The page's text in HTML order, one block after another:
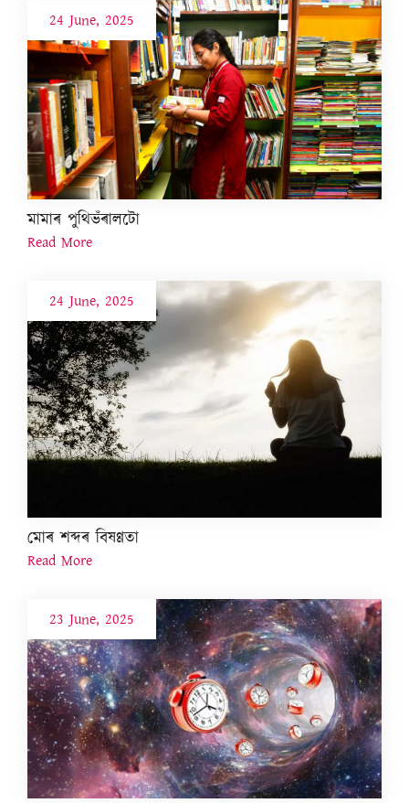
24 June, 2025
মামাৰ পুথিভঁৰালটো
Read More
24 June, 2025
মোৰ শব্দৰ বিষণ্ণতা
Read More
23 June, 2025